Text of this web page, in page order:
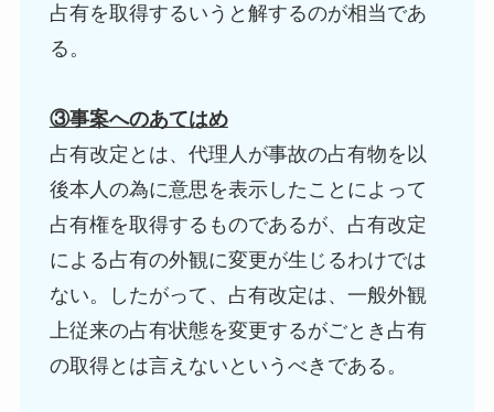
占有を取得するいうと解するのが相当であ
る。
③事案へのあてはめ
占有改定とは、代理人が事故の占有物を以
後本人の為に意思を表示したことによって
占有権を取得するものであるが、占有改定
による占有の外観に変更が生じるわけでは
ない。したがって、占有改定は、一般外観
上従来の占有状態を変更するがごとき占有
の取得とは言えないというべきである。